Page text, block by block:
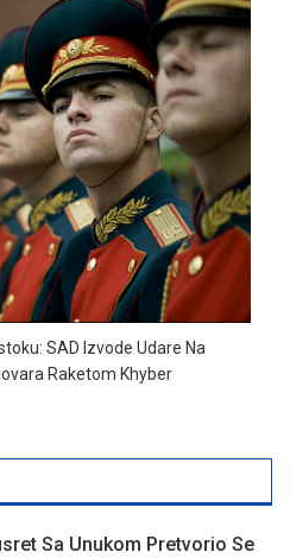
SAD Izvode Udare Na
Raketom Khyber
Sa Unukom Pretvorio Se